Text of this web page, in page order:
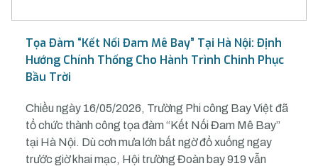
Tọa Đàm “Kết Nối Đam Mê Bay” Tại Hà Nội: Định
Hướng Chính Thống Cho Hành Trình Chinh Phục
Bầu Trời
Chiều ngày 16/05/2026, Trường Phi công Bay Việt đã
tổ chức thành công tọa đàm “Kết Nối Đam Mê Bay”
tại Hà Nội. Dù cơn mưa lớn bất ngờ đổ xuống ngay
trước giờ khai mạc, Hội trường Đoàn bay 919 vẫn